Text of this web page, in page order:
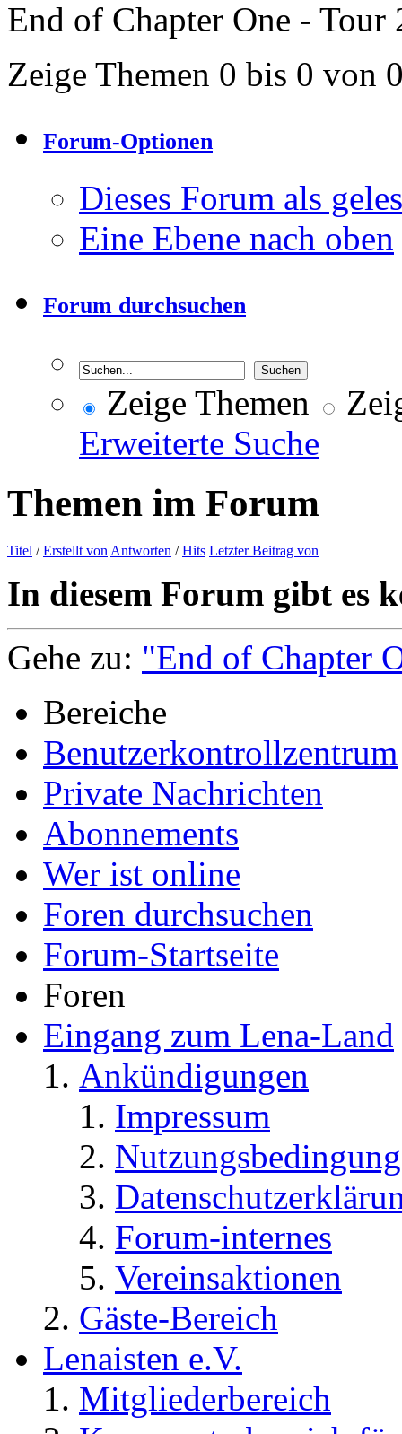
End of Chapter One - Tour
Zeige Themen 0 bis 0 von
Forum-Optionen
Dieses Forum als
Eine Ebene nach oben
Forum durchsuchen
Zeige Themen
Erweiterte Suche
Themen im Forum
Titel /Erstellt von Antworten /Hits Letzter Beitrag von
In diesem Forum gibt es
Gehe zu: "End of Chapter
Bereiche
Benutzerkontrollzentrum
Private Nachrichten
Abonnements
Wer ist online
Foren durchsuchen
Forum-Startseite
Foren
Eingang zum Lena-Land
Ankündigungen
Impressum
Forum-internes
Vereinsaktionen
Gäste-Bereich
Lenaisten e.V.
Mitgliederbereich